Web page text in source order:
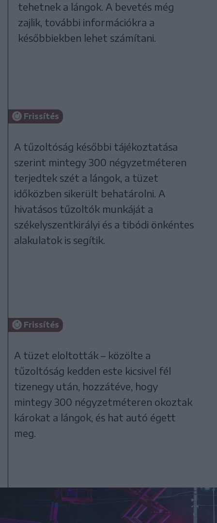
tehetnek a lángok. A bevetés még
zajlik, további információkra a
későbbiekben lehet számítani.
Frissítés
A tűzoltóság későbbi tájékoztatása
szerint mintegy 300 négyzetméteren
terjedtek szét a lángok, a tüzet
időközben sikerült behatárolni. A
hivatásos tűzoltók munkáját a
székelyszentkirályi és a tibódi önkéntes
alakulatok is segítik.
Frissítés
A tüzet eloltották – közölte a
tűzoltóság kedden este kicsivel fél
tizenegy után, hozzátéve, hogy
mintegy 300 négyzetméteren okoztak
károkat a lángok, és hat autó égett
meg.